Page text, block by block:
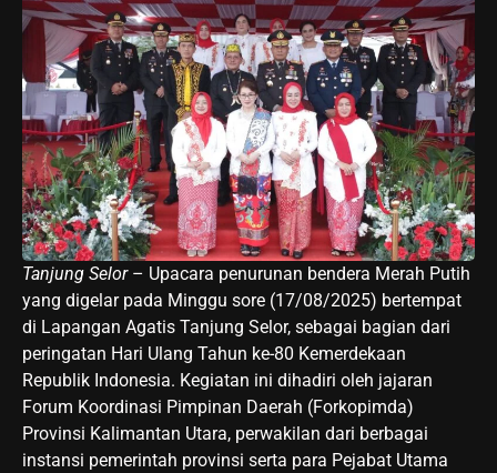
Tanjung Selor– Upacara penurunan bendera Merah Putih
yang digelar pada Minggu sore (17/08/2025) bertempat
di Lapangan Agatis Tanjung Selor, sebagai bagian dari
peringatan Hari Ulang Tahun ke-80 Kemerdekaan
Republik Indonesia. Kegiatan ini dihadiri oleh jajaran
Forum Koordinasi Pimpinan Daerah (Forkopimda)
Provinsi Kalimantan Utara, perwakilan dari berbagai
instansi pemerintah provinsi serta para Pejabat Utama